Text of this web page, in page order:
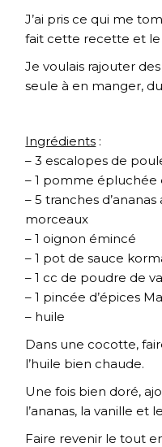
J’ai pris ce qui me
fait cette recette et
Je voulais rajouter des
seule à en manger,
Ingrédients :
– 3 escalopes de
– 1 pomme
– 5 tranches
morceaux
– 1 oignon émincé
– 1 pot de sauce
– 1 cc de poudre de
– 1 pincée d’épices
– huile
Dans une cocotte,
l’huile bien chaude.
Une fois bien doré,
l’ananas, la vanille et
Faire revenir le tout